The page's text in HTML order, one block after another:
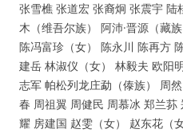
张雪樵 张道宏 张裔炯 张震宇 陆
木（维吾尔族） 阿沛·晋源（藏
陈冯富珍（女） 陈永川 陈再方
建岳 林淑仪（女） 林毅夫 欧阳
志军 帕松列龙庄勐（傣族） 周
春 周祖翼 周健民 周慕冰 郑兰
耀 房建国 赵雯（女） 赵东花（